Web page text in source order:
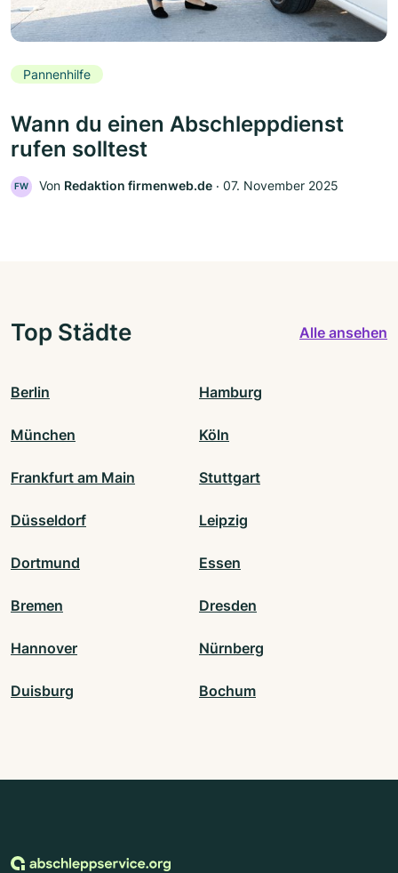
Pannenhilfe
Wann du einen Abschleppdienst
rufen solltest
FW Von Redaktion firmenweb.de ‧ 07. November 2025
Top Städte Alle ansehen
Berlin Hamburg
München Köln
Frankfurt am Main Stuttgart
Düsseldorf Leipzig
Dortmund Essen
Bremen Dresden
Hannover Nürnberg
Duisburg Bochum